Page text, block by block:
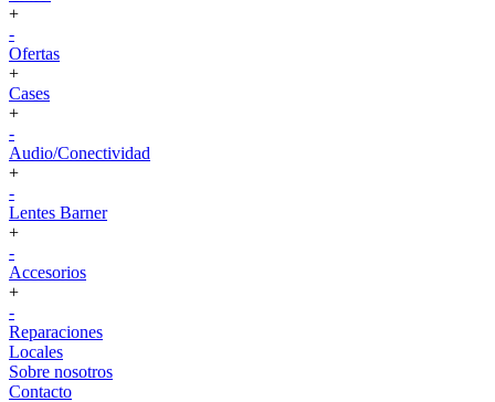
+
-
Ofertas
+
Cases
+
-
Audio/Conectividad
+
-
Lentes Barner
+
-
Accesorios
+
-
Reparaciones
Locales
Sobre nosotros
Contacto